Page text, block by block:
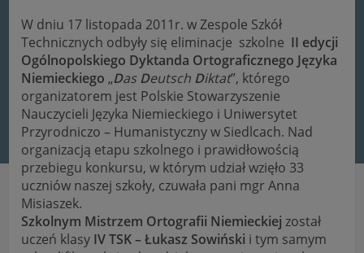
W dniu 17 listopada 2011r. w Zespole Szkół
Technicznych odbyły się eliminacje szkolne II edycji
Ogólnopolskiego Dyktanda Ortograficznego Języka
Niemieckiego„DasDeutsch Diktat”, którego
organizatorem jest Polskie Stowarzyszenie
Nauczycieli Języka Niemieckiego i Uniwersytet
Przyrodniczo – Humanistyczny w Siedlcach. Nad
organizacją etapu szkolnego i prawidłowością
przebiegu konkursu, w którym udział wzięło 33
uczniów naszej szkoły, czuwała pani mgr Anna
Misiaszek.
Szkolnym Mistrzem Ortografii Niemieckiej został
uczeń klasy IV TSK – Łukasz Sowiński i tym samym